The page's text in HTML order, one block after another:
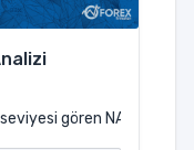
seviyesi gören